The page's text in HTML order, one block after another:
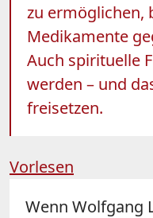
zu ermöglichen,
Medikamente
Auch spirituelle
werden – und
freisetzen.
Vorlesen
Wenn Wolfgang